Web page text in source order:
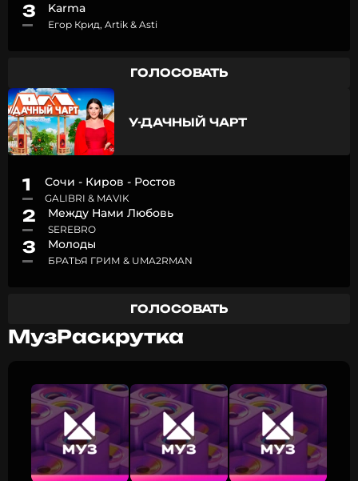
3 Karma
Егор Крид, Artik & Asti
ГОЛОСОВАТЬ
У-ДАЧНЫЙ ЧАРТ
1 Сочи - Киров - Ростов
GALIBRI & MAVIK
2 Между Нами Любовь
SEREBRO
3 Молоды
БРАТЬЯ ГРИМ & UMA2RMAN
ГОЛОСОВАТЬ
МузРаскрутка